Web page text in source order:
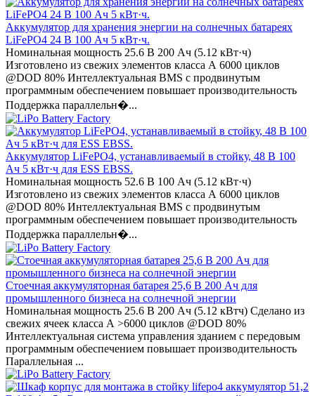
Аккумулятор для хранения энергии на солнечных батареях
LiFePO4 24 В 100 Ач 5 кВт·ч.
Номинальная мощность 25.6 В 200 Ач (5.12 кВт·ч)
Изготовлено из свежих элементов класса А 6000 циклов
@DOD 80% Интеллектуальная BMS с продвинутым
программным обеспечением повышает производительность
Поддержка параллельн�...
Аккумулятор LiFePO4, устанавливаемый в стойку, 48 В 100
Ач 5 кВт·ч для ESS EBSS.
Номинальная мощность 52.6 В 100 Ач (5.12 кВт·ч)
Изготовлено из свежих элементов класса А 6000 циклов
@DOD 80% Интеллектуальная BMS с продвинутым
программным обеспечением повышает производительность
Поддержка параллельн�...
Стоечная аккумуляторная батарея 25,6 В 200 Ач для
промышленного бизнеса на солнечной энергии
Номинальная мощность 25.6 В 200 Ач (5.12 кВтч) Сделано из
свежих ячеек класса А >6000 циклов @DOD 80%
Интеллектуальная система управления зданием с передовым
программным обеспечением повышает производительность
Параллельная ...